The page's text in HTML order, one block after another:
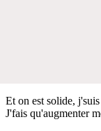
Et on est solide,
J'fais qu'augmenter